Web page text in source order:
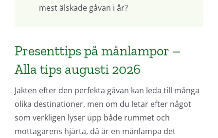
mest älskade gåvan i år?
Presenttips på månlampor –
Alla tips augusti 2026
Jakten efter den perfekta gåvan kan leda till många
olika destinationer, men om du letar efter något
som verkligen lyser upp både rummet och
mottagarens hjärta, då är en månlampa det